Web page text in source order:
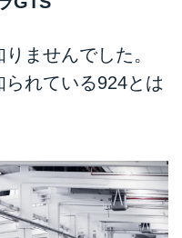
ませんでした。
れている924とは